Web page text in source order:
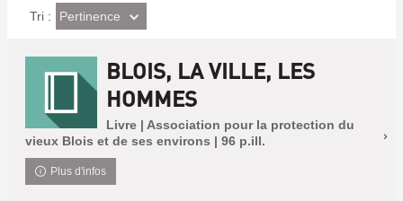
Tri : (Effet
imédiat)
Pertinence
BLOIS, LA VILLE, LES
HOMMES
Livre | Association pour la protection du
vieux Blois et de ses environs | 96 p.ill.
Plus d'infos